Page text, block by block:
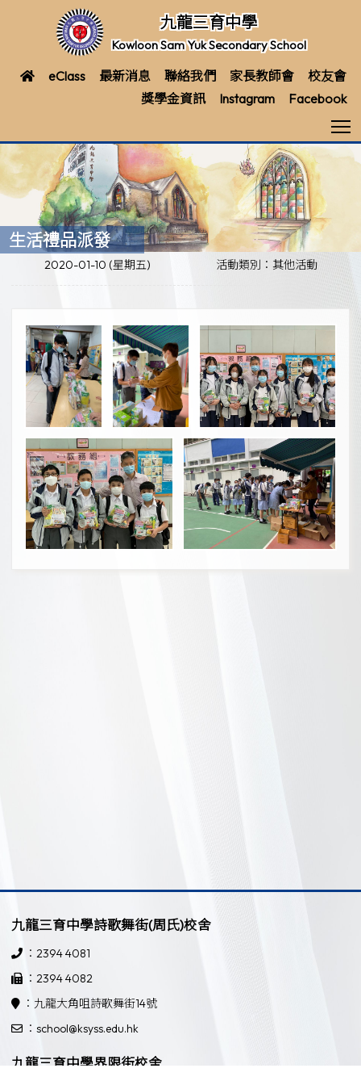
九龍三育中學
Kowloon Sam Yuk Secondary School
eClass 最新消息 聯絡我們 家長教師會
校友會
獎學金資訊
Instagram Facebook
生活禮品派發
2020-01-10 (星期五) 活動類別：其他活動
九龍三育中學詩歌舞街(周氏)校舍
：2394 4081
：2394 4082
：九龍大角咀詩歌舞街14號
：school@ksyss.edu.hk
九龍三育中學界限街校舍